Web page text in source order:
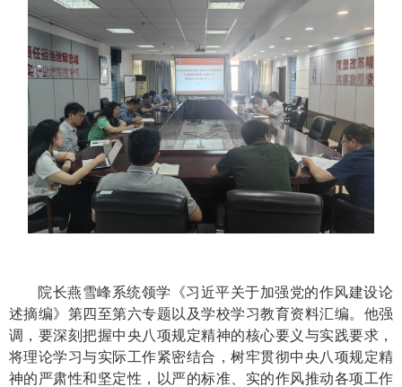
院长燕雪峰系统领学《习近平关于加强党的作风建设论
述摘编》第四至第六专题以及学校学习教育资料汇编。他强
调，要深刻把握中央八项规定精神的核心要义与实践要求，
将理论学习与实际工作紧密结合，树牢贯彻中央八项规定精
神的严肃性和坚定性，以严的标准、实的作风推动各项工作